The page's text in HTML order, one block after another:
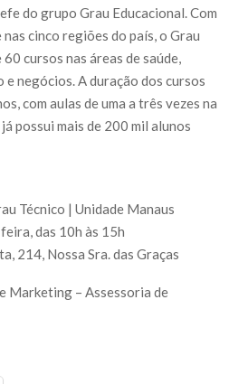
do grupo Grau Educacional. Com
cinco regiões do país, o Grau
cursos nas áreas de saúde,
negócios. A duração dos cursos
com aulas de uma a três vezes na
possui mais de 200 mil alunos
Técnico | Unidade Manaus
das 10h às 15h
214, Nossa Sra. das Graças
Marketing – Assessoria de